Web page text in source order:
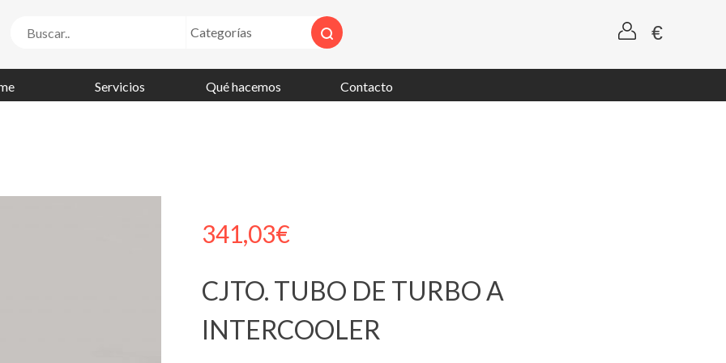
Servicios Qué hacemos Contacto
341,03€
CJTO. TUBO DE TURBO A
INTERCOOLER